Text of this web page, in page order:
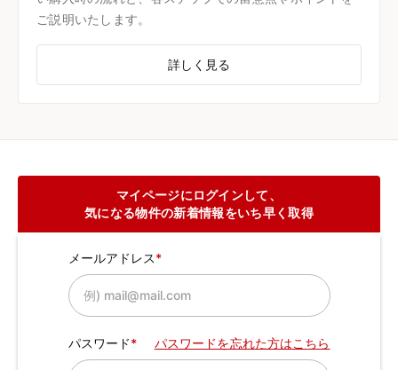
ご説明いたします。
詳しく見る
マイページにログインして、
気になる物件の新着情報をいち早く取得
メールアドレス
パスワード パスワードを忘れた方はこちら